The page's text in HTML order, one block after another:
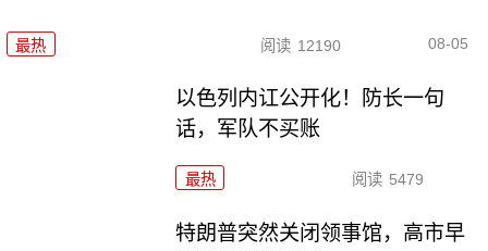
最热 阅读 12190 08-05
以色列内讧公开化！防长一句
话，军队不买账
最热 阅读 5479
特朗普突然关闭领事馆，高市早